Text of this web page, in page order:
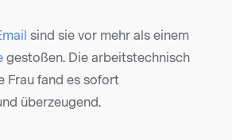
sind sie vor mehr als einem
gestoßen. Die arbeitstechnisch
Frau fand es sofort
überzeugend.